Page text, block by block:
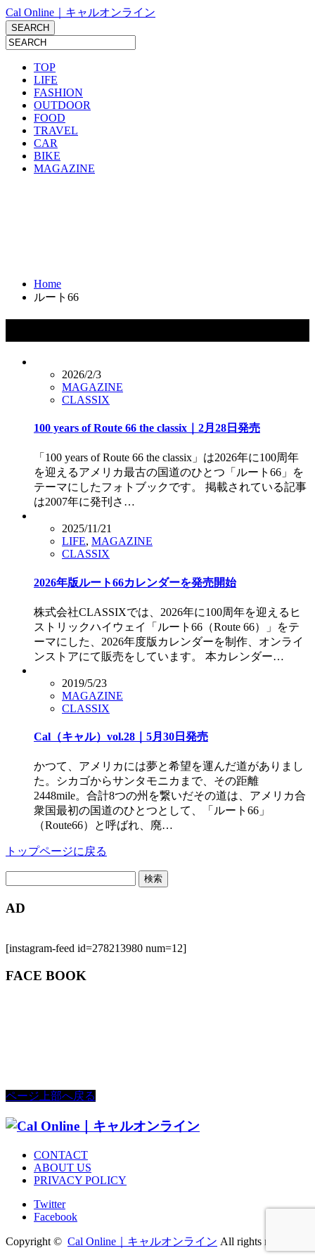
Cal Online｜キャルオンライン
TOP
LIFE
FASHION
OUTDOOR
FOOD
TRAVEL
CAR
BIKE
MAGAZINE
Home
ルート66
2026/2/3
MAGAZINE
CLASSIX
100 years of Route 66 the classix｜2月28日発売
「100 years of Route 66 the classix」は2026年に100周年
を迎えるアメリカ最古の国道のひとつ「ルート66」を
テーマにしたフォトブックです。 掲載されている記事
は2007年に発刊さ…
2025/11/21
LIFE, MAGAZINE
CLASSIX
2026年版ルート66カレンダーを発売開始
株式会社CLASSIXでは、2026年に100周年を迎えるヒ
ストリックハイウェイ「ルート66（Route 66）」をテ
ーマにした、2026年度版カレンダーを制作、オンライ
ンストアにて販売をしています。 本カレンダー…
2019/5/23
MAGAZINE
CLASSIX
Cal（キャル）vol.28｜5月30日発売
かつて、アメリカには夢と希望を運んだ道がありまし
た。シカゴからサンタモニカまで、その距離
2448mile。合計8つの州を繋いだその道は、アメリカ合
衆国最初の国道のひとつとして、「ルート66」
（Route66）と呼ばれ、廃…
トップページに戻る
AD
[instagram-feed id=278213980 num=12]
FACE BOOK
ページ上部へ戻る
CONTACT
ABOUT US
PRIVACY POLICY
Twitter
Facebook
Copyright © Cal Online｜キャルオンライン All rights reserved.